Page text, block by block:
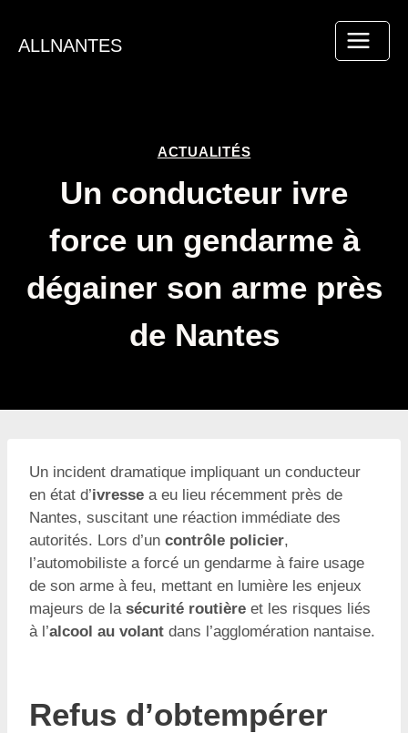
contenu
ALLNANTES
ACTUALITÉS
Un conducteur ivre
force un gendarme à
dégainer son arme près
de Nantes
Un incident dramatique impliquant un conducteur
en état d’ivresse a eu lieu récemment près de
Nantes, suscitant une réaction immédiate des
autorités. Lors d’un contrôle policier,
l’automobiliste a forcé un gendarme à faire usage
de son arme à feu, mettant en lumière les enjeux
majeurs de la sécurité routière et les risques liés
à l’alcool au volant dans l’agglomération nantaise.
Refus d’obtempérer